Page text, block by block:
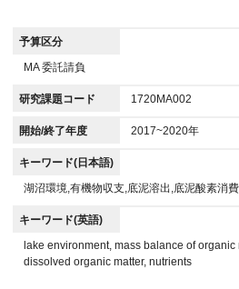
予算区分
MA 委託請負
研究課題コード 1720MA002
開始/終了年度 2017~2020年
キーワード(日本語)
湖沼環境,有機物収支,底泥溶出,底泥酸素消
キーワード(英語)
lake environment, mass balance of
dissolved organic matter, nutrients